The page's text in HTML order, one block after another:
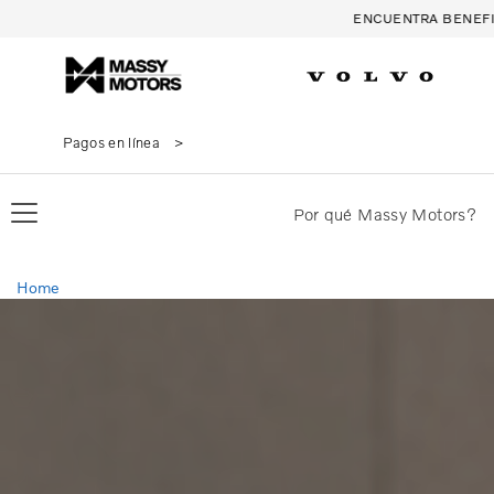
ENCUENTRA
Pagos en línea
Por qué Massy Motors?
Home